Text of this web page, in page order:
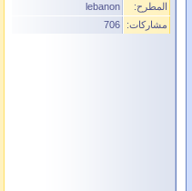
المطرح:
lebanon
مشاركات:
706